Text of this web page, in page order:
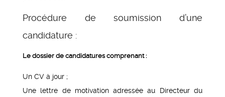
Procédure de soumission d’une
candidature :
Le dossier de candidatures comprenant :
Un CV à jour ;
Une lettre de motivation adressée au Directeur du